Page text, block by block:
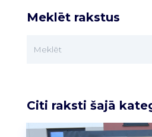
Meklēt rakstus
Citi raksti šajā